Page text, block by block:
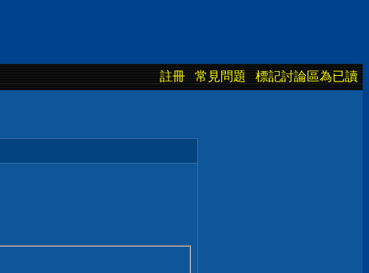
註冊 常見問題 標記討論區為已讀